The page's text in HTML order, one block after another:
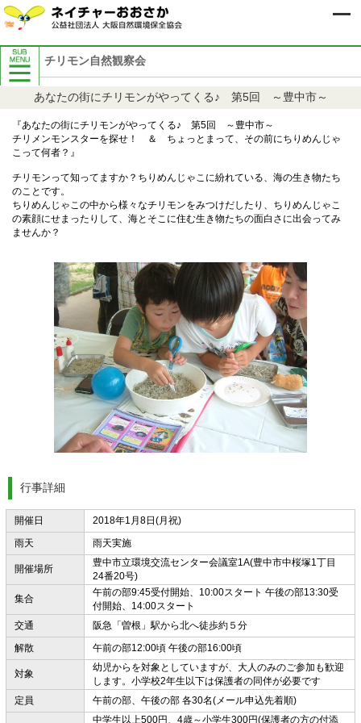
チリモン自然観察会
あなたの街にチリモンがやってくる♪ 第5回 ～豊中市～
『あなたの街にチリモンがやってくる♪ 第5回 ～豊中市～
チリメンモンスターを探せ！ ＆ ちょっとまって、その前にちりめんじゃ
こって何者？』
チリモンって知ってますか？ちりめんじゃこに紛れている、海の生き物たち
のことです。
ちりめんじゃこの中から様々なチリモンをみつけだしたり、ちりめんじゃこ
の素顔にせまったりして、海とそこに住む生き物たちの面白さに出会ってみ
ませんか？
行事詳細
開催日
2018年1月8日(月祝)
雨天
雨天実施
開催場所
豊中市立環境交流センター会議室1A(豊中市中桜塚1丁目
24番20号)
集合
午前の部9:45受付開始、10:00スタート 午後の部13:30受
付開始、14:00スタート
交通
阪急「曽根」駅から北へ徒歩約５分
解散
午前の部12:00頃 午後の部16:00頃
対象
幼児からを対象としていますが、大人のみのご参加も歓迎
します。小学校2年生以下は保護者の同伴が必要です
定員
午前の部、午後の部 各30名(メール申込先着順)
中学生以上500円、4歳～小学生300円(保護者の方の付添
自然保護イベント案内
8月自然保護イベント案内
9月自然保護イベント案内
過去の自然保護イベント案内